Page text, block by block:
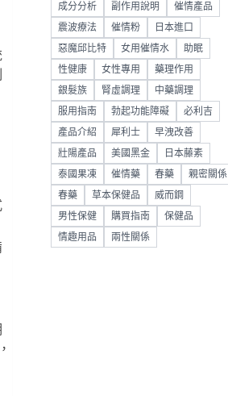
成分分析 副作用說明 催情產品
震波療法 催情粉 日本進口
惡魔邱比特 女用催情水 助眠
性健康 女性專用 藥理作用
銀髮族 腎虛調理 中藥調理
服用指南 勃起功能障礙 必利吉
產品介紹 犀利士 早洩改善
壯陽產品 美國黑金 日本藤素
泰國果凍 催情藥 春藥 親密關係
春藥 草本保健品 威而鋼
男性保健 購買指南 保健品
情趣用品 兩性關係